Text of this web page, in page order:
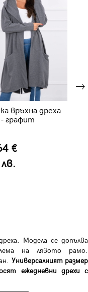
връхна дреха
графит
€
Модела се допълва
на лявото рамо.
Универсалният размер
ежедневни дрехи с